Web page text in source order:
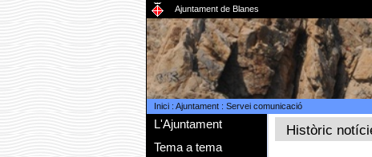
Ajuntament de Blanes
Inici: Ajuntament: Servei comunicació
L'Ajuntament
Tema a tema
Històric